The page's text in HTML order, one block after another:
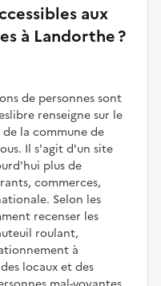
aux
à Landorthe ?
de personnes sont
renseigne sur le
la commune de
Il s'agit d'un site
plus de
commerces,
Selon les
recenser les
roulant,
à
locaux et des